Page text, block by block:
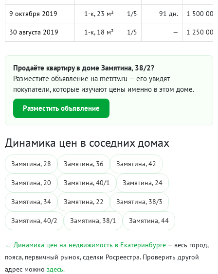
9 октября 2019 1-к, 23 м² 1/5 91 дн. 1 500 000
30 августа 2019 1-к, 18 м² 1/5 — 1 250 000
Продаёте квартиру в доме Замятина, 38/2?
Разместите объявление на metrtv.ru — его увидят
покупатели, которые изучают цены именно в этом доме.
Разместить объявление
Динамика цен в соседних домах
Замятина, 28 Замятина, 36 Замятина, 42
Замятина, 20 Замятина, 40/1 Замятина, 24
Замятина, 34 Замятина, 22 Замятина, 38/3
Замятина, 40/2 Замятина, 38/1 Замятина, 44
← Динамика цен на недвижимость в Екатеринбурге — весь город,
пояса, первичный рынок, сделки Росреестра. Проверить другой
адрес можно здесь.